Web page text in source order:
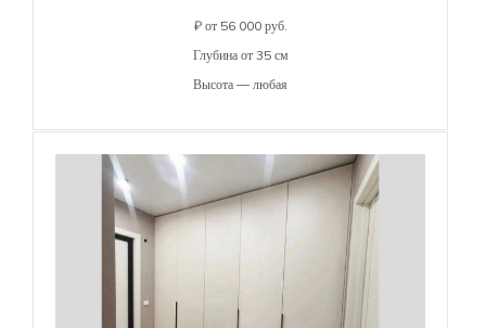
₽ от 56 000 руб.
Глубина от 35 см
Высота — любая